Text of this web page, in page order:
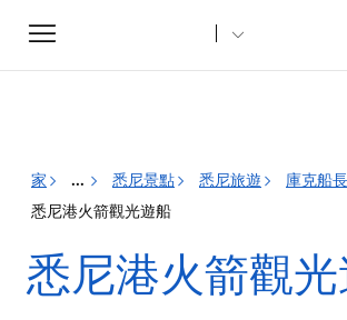
Toggle
navigation
家 ... 悉尼景點 悉尼旅遊
庫克船
悉尼港火箭觀光遊船
悉尼港火箭觀